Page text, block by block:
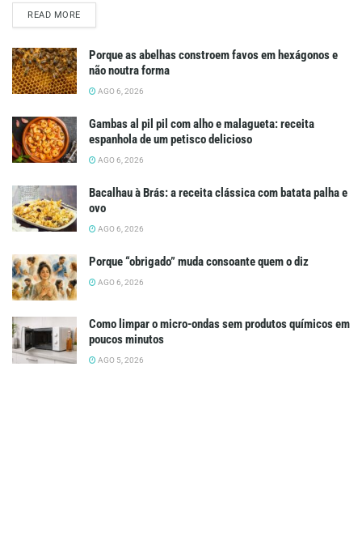
READ MOREDETAILS
Porque as abelhas constroem favos em hexágonos e
não noutra forma
AGO 6, 2026
Gambas al pil pil com alho e malagueta: receita
espanhola de um petisco delicioso
AGO 6, 2026
Bacalhau à Brás: a receita clássica com batata palha e
ovo
AGO 6, 2026
Porque “obrigado” muda consoante quem o diz
AGO 6, 2026
Como limpar o micro-ondas sem produtos químicos em
poucos minutos
AGO 5, 2026